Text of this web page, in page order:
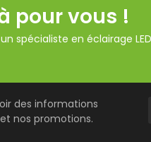
pour vous !
spécialiste en éclairage
des informations
nos promotions.